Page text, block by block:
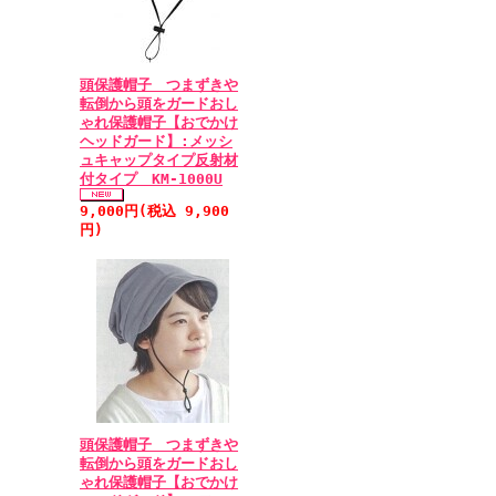
頭保護帽子 つまずきや
転倒から頭をガードおし
ゃれ保護帽子【おでかけ
ヘッドガード】:メッシ
ュキャップタイプ反射材
付タイプ KM-1000U
9,000円(税込 9,900
円)
頭保護帽子 つまずきや
転倒から頭をガードおし
ゃれ保護帽子【おでかけ